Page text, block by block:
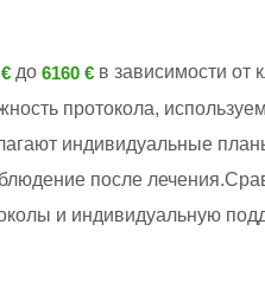
до 6160 € в зависимости от
протокола,
индивидуальные
после
и индивидуальную